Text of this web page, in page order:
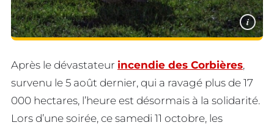
i
Après le dévastateur incendie des Corbières,
survenu le 5 août dernier, qui a ravagé plus de 17
000 hectares, l’heure est désormais à la solidarité.
Lors d’une soirée, ce samedi 11 octobre, les